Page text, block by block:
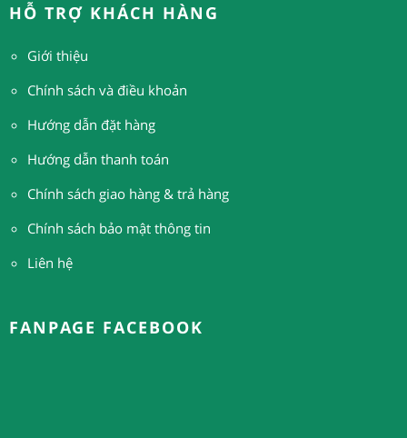
HỖ TRỢ KHÁCH HÀNG
Giới thiệu
Chính sách và điều khoản
Hướng dẫn đặt hàng
Hướng dẫn thanh toán
Chính sách giao hàng & trả hàng
Chính sách bảo mật thông tin
Liên hệ
FANPAGE FACEBOOK